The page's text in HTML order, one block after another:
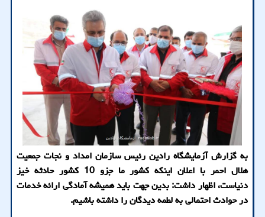
به گزارش آزمایشگاه رادین رئیس سازمان امداد و نجات جمعیت
هلال احمر با اعلان اینكه كشور ما جزو 10 كشور حادثه خیز
دنیاست، اظهار داشت: بدین جهت باید همیشه آمادگی ارائه خدمات
در حوادث احتمالی به لطمه دیدگان را داشته باشیم.